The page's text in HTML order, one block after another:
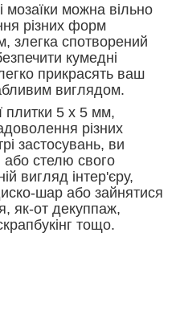
мозаїки можна вільно
різних форм
злегка спотворений
кумедні
прикрасять ваш
виглядом.
плитки 5 x 5 мм,
різних
застосувань, ви
або стелю свого
вигляд інтер'єру,
шар або зайнятися
як-от декуппаж,
тощо.